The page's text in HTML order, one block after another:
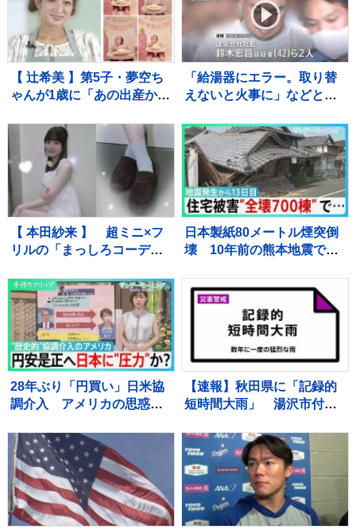
北麓ワールドトライアル】
【 辻希美 】第5子・夢空ち
ゃんが1歳に「あの出産から
す」 手や口元がクリーム
だらけでケーキ頬張る姿も
「給湯器にエラー。取り替
えないと火事に」などとウ
すまし工事代金だまし取ろ
うとしたか 建築会社社長の
男ら2人逮捕 東京・足立区
【 本田紗来 】 超ミニ×フ
リルの「まっしろコーデ」
わ！」と絶賛 「天使すぎ
っ」可愛さにファン歓喜
日本製紙80メートル煙突倒
壊 10年前の熊本地震で補
本“避難解除”前になぜ再入
館？下水管破損で田んぼ
に“汚水” 直下に断層 住
宅被害は・・【サンデーモ
ーニング】
28年ぶり「円買い」日米協
調介入 アメリカの思惑
力”か？【サンデーモーニン
グ】
【速報】秋田県に「記録的
短時間大雨」 湯沢市付近
な雨 災害警戒 9日13:49時
点